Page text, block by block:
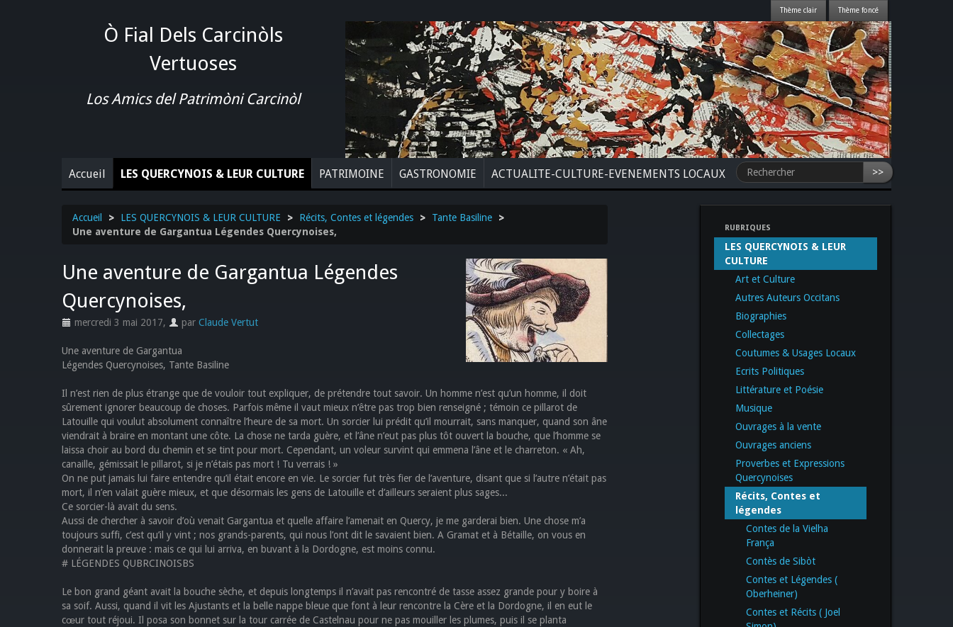
Ò Fial Dels Carcinòls
Vertuoses
Los Amics del Patrimòni Carcinòl
Accueil LES QUERCYNOIS & LEUR CULTURE PATRIMOINE GASTRONOMIE ACTUALITE-CULTURE-EVENEMENTS LOCAUX >>
Accueil > LES QUERCYNOIS & LEUR CULTURE > Récits, Contes et légendes > Tante Basiline
>
Une aventure de Gargantua Légendes Quercynoises,
Une aventure de Gargantua Légendes
Quercynoises,
mercredi 3 mai 2017, par Claude Vertut
Une aventure de Gargantua
Légendes Quercynoises, Tante Basiline
Il n’est rien de plus étrange que de vouloir tout expliquer, de prétendre tout savoir. Un homme n’est qu’un homme, il doit
sûrement ignorer beaucoup de choses. Parfois même il vaut mieux n’être pas trop bien renseigné ; témoin ce pillarot de
Latouille qui voulut absolument connaître l’heure de sa mort. Un sorcier lui prédit qu’il mourrait, sans manquer, quand son âne
viendrait à braire en montant une côte. La chose ne tarda guère, et l’âne n’eut pas plus tôt ouvert la bouche, que l’homme se
laissa choir au bord du chemin et se tint pour mort. Cependant, un voleur survint qui emmena l’âne et le charreton. « Ah,
canaille, gémissait le pillarot, si je n’étais pas mort ! Tu verrais ! »
On ne put jamais lui faire entendre qu’il était encore en vie. Le sorcier fut très fier de l’aventure, disant que si l’autre n’était pas
mort, il n’en valait guère mieux, et que désormais les gens de Latouille et d’ailleurs seraient plus sages...
Ce sorcier-là avait du sens.
Aussi de chercher à savoir d’où venait Gargantua et quelle affaire l’amenait en Quercy, je me garderai bien. Une chose m’a
toujours suffi, c’est qu’il y vint ; nos grands-parents, qui nous l’ont dit le savaient bien. A Gramat et à Bétaille, on vous en
donnerait la preuve : mais ce qui lui arriva, en buvant à la Dordogne, est moins connu.
# LÉGENDES QUBRCINOISBS
Le bon grand géant avait la bouche sèche, et depuis longtemps il n’avait pas rencontré de tasse assez grande pour y boire à
sa soif. Aussi, quand il vit les Ajustants et la belle nappe bleue que font à leur rencontre la Cère et la Dordogne, il en eut le
cœur tout réjoui. Il posa son bonnet sur la tour carrée de Castelnau pour ne pas mouiller les plumes, puis il se planta
RUBRIQUES
LES QUERCYNOIS & LEUR
CULTURE
Art et Culture
Autres Auteurs Occitans
Biographies
Collectages
Coutumes & Usages Locaux
Ecrits Politiques
Littérature et Poésie
Musique
Ouvrages à la vente
Ouvrages anciens
Proverbes et Expressions
Quercynoises
Récits, Contes et
légendes
Contes de la Vielha
França
Contès de Sibòt
Contes et Légendes (
Oberheiner)
Contes et Récits ( Joel